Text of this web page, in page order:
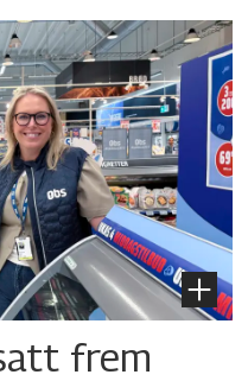
frem